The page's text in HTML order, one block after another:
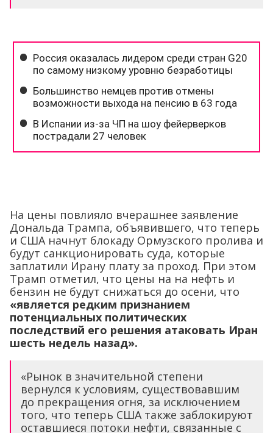
На цены повлияло вчерашнее заявление
Дональда Трампа, объявившего, что теперь
и США начнут блокаду Ормузского пролива и
будут санкционировать суда, которые
заплатили Ирану плату за проход. При этом
Трамп отметил, что цены на на нефть и
бензин не будут снижаться до осени, что
«является редким признанием
потенциальных политических
последствий его решения атаковать Иран
шесть недель назад».
«Рынок в значительной степени
вернулся к условиям, существовавшим
до прекращения огня, за исключением
того, что теперь США также заблокируют
оставшиеся потоки нефти, связанные с